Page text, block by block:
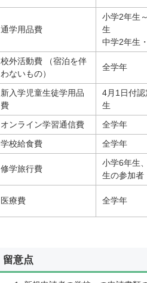
通学用品費
小学2年生
生
中学2年生
校外活動費 （宿泊を伴
わないもの）
全学年
新入学児童生徒学用品
費
4月1日付
生
オンライン学習通信費 全学年
学校給食費
全学年
修学旅行費
小学6年生
生の参加者
医療費 全学年
留意点